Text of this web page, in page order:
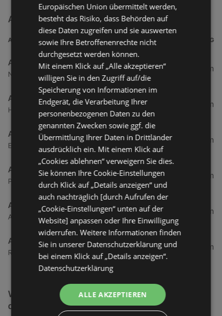
Action Filialen in der Nähe
ADRESSE ENTFERNUNG
Action
Norddeicher Straße 80, 26506 Norden
34,25 km
Action
Herderstraße 4, 26721 Emden
42,06 km
Action
Ekelser Straße 1, 26624 Südbrookmerland
49,84 km
Action
Papenburger Straße 1a, 26789 Leer
66,59 km
Action
Am Stadtpark 8, 26871 Papenburg
74,38 km
Action
Rosmarinheide 46, 26817 Rhauderfehn
78,34 km
Weitere Schnäppchen & Restposten Filialen in
der Nähe
Europäischen Union übermittelt werden,
besteht das Risiko, dass Behörden auf
diese Daten zugreifen und sie auswerten
sowie Ihre Betroffenenrechte nicht
durchgesetzt werden können.
Mit einem Klick auf „Alle akzeptieren“
willigen Sie in den Zugriff auf/die
Speicherung von Informationen im
Endgerät, die Verarbeitung Ihrer
personenbezogenen Daten zu den
genannten Zwecken sowie ggf. die
Übermittlung Ihrer Daten in Drittländer
ausdrücklich ein. Mit einem Klick auf
„Cookies ablehnen“ verweigern Sie dies.
Sie können Ihre Cookie-Einstellungen
durch Klick auf „Details anzeigen“ und
auch nachträglich [durch Aufrufen der
„Cookie-Einstellungen“ unten auf der
Website] anpassen oder Ihre Einwilligung
widerrufen. Weitere Informationen finden
Sie in unserer Datenschutzerklärung und
bei einem Klick auf „Details anzeigen“.
Datenschutzerklärung
ALLE AKZEPTIEREN